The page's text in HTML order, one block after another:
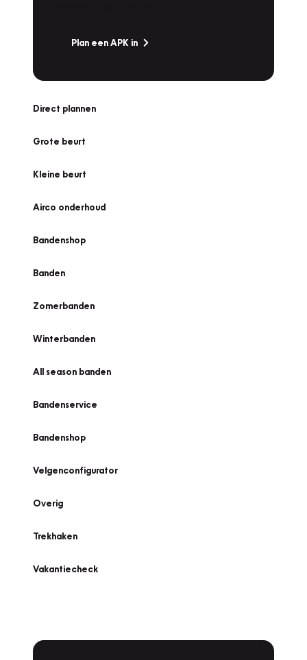
Plan een APK in
Direct plannen
Grote beurt
Kleine beurt
Airco onderhoud
Bandenshop
Banden
Zomerbanden
Winterbanden
All season banden
Bandenservice
Bandenshop
Velgenconfigurator
Overig
Trekhaken
Vakantiecheck